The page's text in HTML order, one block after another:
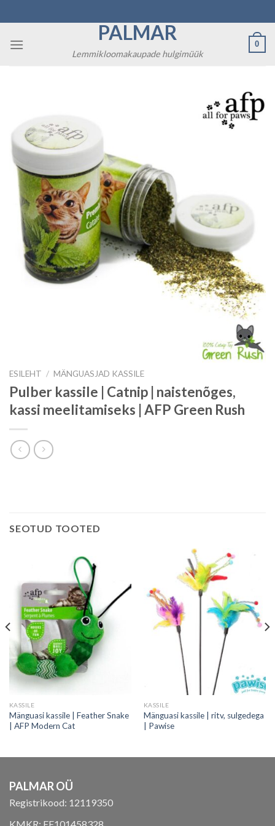
to
content
PALMAR
Lemmikloomakaupade hulgimüük
0
ESILEHT / MÄNGUASJAD KASSILE
Pulber kassile | Catnip | naistenõges,
kassi meelitamiseks | AFP Green Rush
SEOTUD TOOTED
KASSILE
Mänguasi kassile | Feather Snake
| AFP Modern Cat
KASSILE
Mänguasi kassile | ritv, sulgedega
| Pawise
PALMAR OÜ
Registrikood: 12119350
KMKR: EE101458328